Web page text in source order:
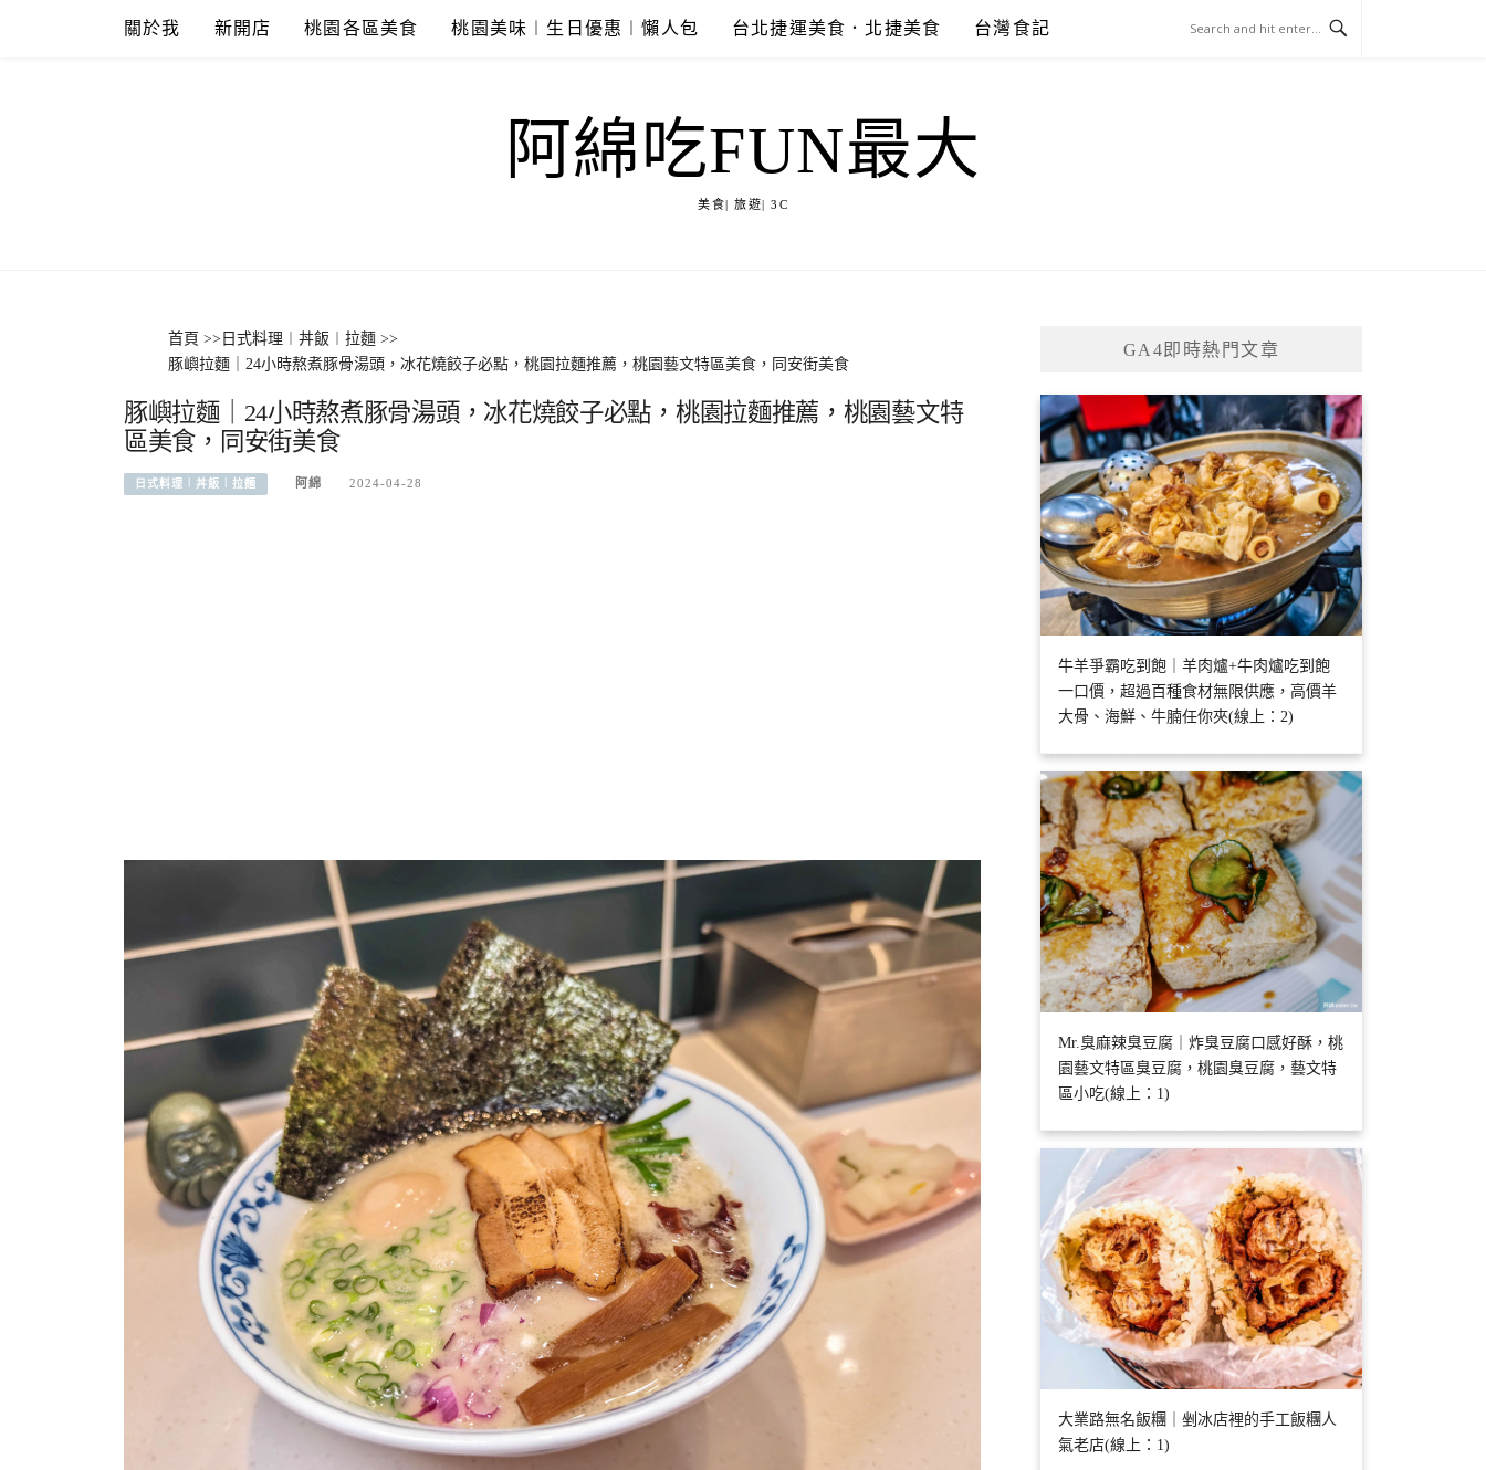
關於我 新開店 桃園各區美食 桃園美味︱生日優惠︱懶人包 台北捷運美食．北捷美食 台灣食記
阿綿吃FUN最大
美食| 旅遊| 3C
首頁 >> 日式料理︱丼飯︱拉麵 >>
豚嶼拉麵｜24小時熬煮豚骨湯頭，冰花燒餃子必點，桃園拉麵推薦，桃園藝文特區美食，同安街美食
豚嶼拉麵｜24小時熬煮豚骨湯頭，冰花燒餃子必點，桃園拉麵推薦，桃園藝文特
區美食，同安街美食
日式料理︱丼飯︱拉麵 阿綿 2024-04-28
GA4即時熱門文章
牛羊爭霸吃到飽｜羊肉爐+牛肉爐吃到飽
一口價，超過百種食材無限供應，高價羊
大骨、海鮮、牛腩任你夾(線上：2)
Mr.臭麻辣臭豆腐｜炸臭豆腐口感好酥，桃
園藝文特區臭豆腐，桃園臭豆腐，藝文特
區小吃(線上：1)
大業路無名飯糰｜剉冰店裡的手工飯糰人
氣老店(線上：1)